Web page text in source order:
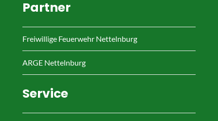
Partner
Freiwillige Feuerwehr Nettelnburg
ARGE Nettelnburg
Service